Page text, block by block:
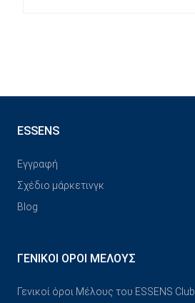
ESSENS
Εγγραφή
Σχέδιο μάρκετινγκ
Blog
ΓΕΝΙΚΟΊ ΌΡΟΙ ΜΈΛΟΥΣ
Γενικοί όροι Μέλους του ESSENS Club